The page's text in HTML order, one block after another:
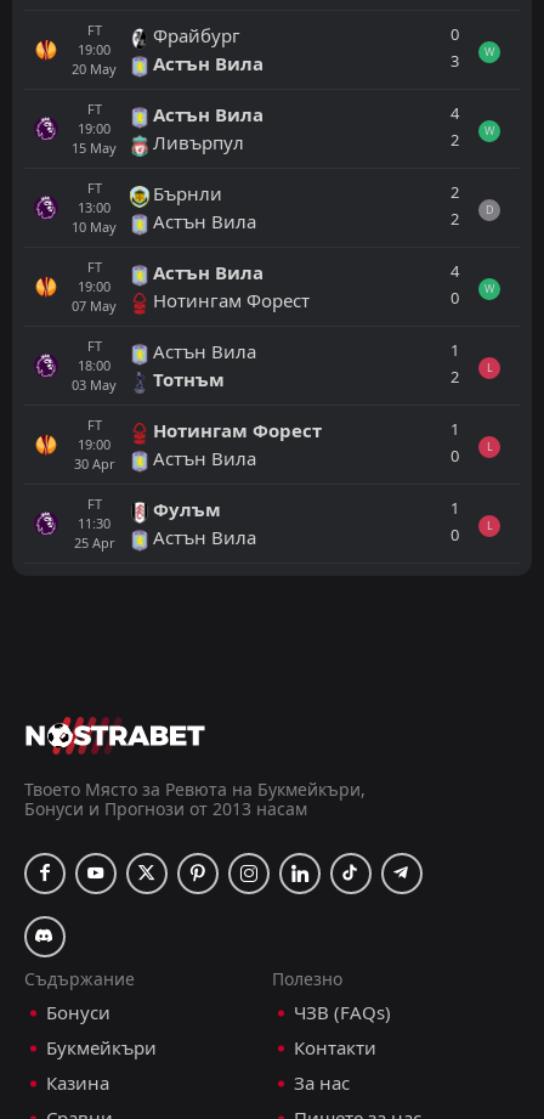
FT
19:00
20 May
Фрайбург
Астън Вила
0
3
W
FT
19:00
15 May
Астън Вила
Ливърпул
4
2
W
FT
13:00
10 May
Бърнли
Астън Вила
2
2
D
FT
19:00
07 May
Астън Вила
Нотингам Форест
4
0
W
FT
18:00
03 May
Астън Вила
Тотнъм
1
2
L
FT
19:00
30 Apr
Нотингам Форест
Астън Вила
1
0
L
FT
11:30
25 Apr
Фулъм
Астън Вила
1
0
L
28Aug
ПСЖ
23 Aug
Рен
18:00
19:00
Твоето Място за Ревюта на Букмейкъри,
Бонуси и Прогнози от 2013 насам
Съдържание
Бонуси
Букмейкъри
Казина
Полезно
ЧЗВ (FAQs)
Контакти
За нас